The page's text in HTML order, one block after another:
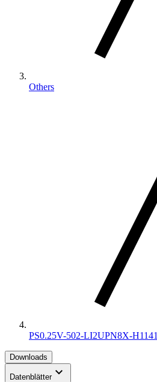
Others
PS0.25V-502-LI2UPN8X-H1141
Downloads
Datenblätterkeyboard_arrow_down